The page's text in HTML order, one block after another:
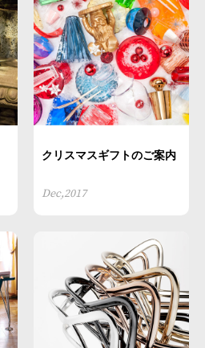
クリスマスギフトのご案内
Dec,2017